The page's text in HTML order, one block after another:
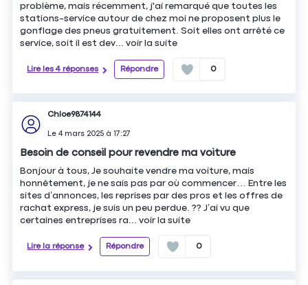
problème, mais récemment, j'ai remarqué que toutes les
stations-service autour de chez moi ne proposent plus le
gonflage des pneus gratuitement. Soit elles ont arrêté ce
service, soit il est dev...voir la suite
Lire les 4 réponses Répondre 0
Chloe9874144
Le4 mars 2025 à17:27
Besoin de conseil pour revendre ma voiture
Bonjour à tous, Je souhaite vendre ma voiture, mais
honnêtement, je ne sais pas par où commencer… Entre les
sites d’annonces, les reprises par des pros et les offres de
rachat express, je suis un peu perdue. ?? J’ai vu que
certaines entreprises ra...voir la suite
Lire la réponse Répondre 0